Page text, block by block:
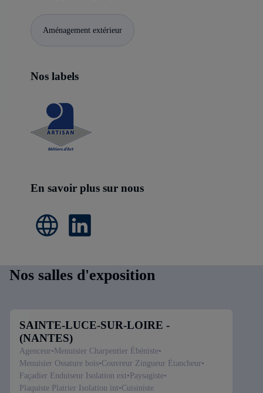
Aménagement extérieur
Nos labels
En savoir plus sur nous
Nos salles d'exposition
SAINTE-LUCE-SUR-LOIRE -
(NANTES)
Agenceur Menuisier Charpentier Ébéniste
Menuisier Ossature bois Couvreur Zingueur Étancheur
Façadier Enduiseur Isolation ext Paysagiste
Plaquiste Platrier Isolation int Cuisiniste